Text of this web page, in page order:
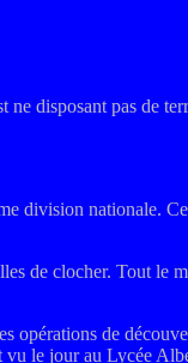
ne disposant pas de
division nationale.
de clocher. Tout le
opérations de
vu le jour au Lycée